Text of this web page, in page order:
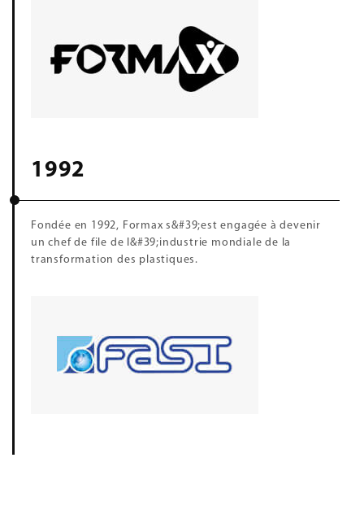
1992
Fondée en 1992, Formax s&#39;est engagée à devenir
un chef de file de l&#39;industrie mondiale de la
transformation des plastiques.